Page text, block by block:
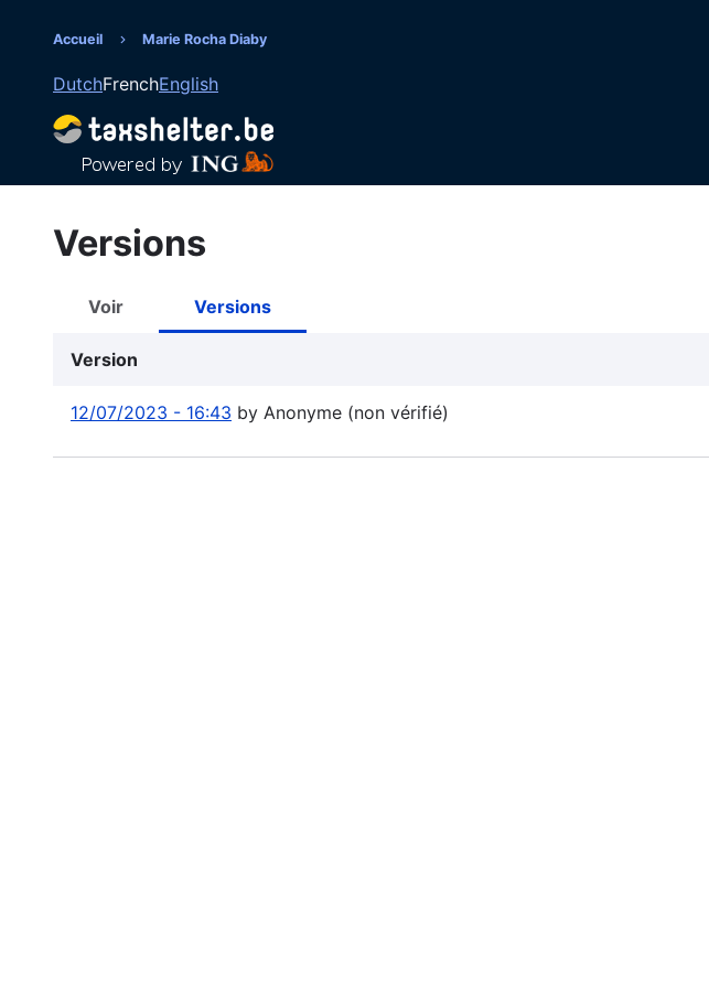
principal
d'Ariane
Accueil Marie Rocha Diaby
DutchFrenchEnglish
Versions
Onglets
principaux
Voir Versions
Version
12/07/2023 - 16:43 by Anonyme (non vérifié)